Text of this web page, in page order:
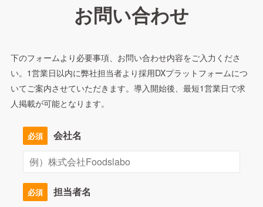
お問い合わせ
下のフォームより必要事項、お問い合わせ内容をご入力くださ
い。 1営業日以内に弊社担当者より採用DXプラットフォームにつ
いてご案内させていただきます。導入開始後、最短1営業日で求
人掲載が可能となります。
必須 会社名
必須 担当者名